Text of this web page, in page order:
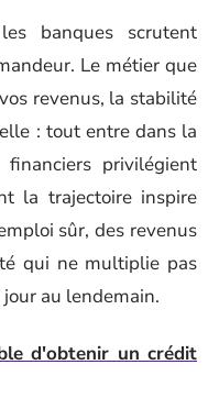
banques scrutent
Le métier que
revenus, la stabilité
: tout entre dans la
financiers privilégient
la trajectoire inspire
sûr, des revenus
qui ne multiplie pas
au lendemain.
d'obtenir un crédit